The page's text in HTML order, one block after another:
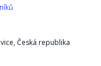
Česká republika